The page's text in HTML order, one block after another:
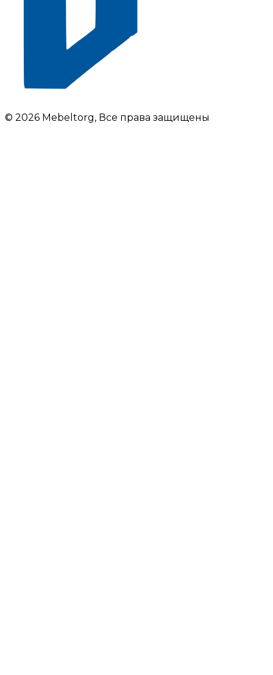
© 2026 Mebeltorg, Все права защищены